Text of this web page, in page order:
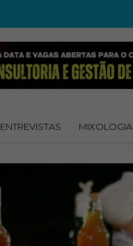
ENTREVISTAS MIXOLOGIA